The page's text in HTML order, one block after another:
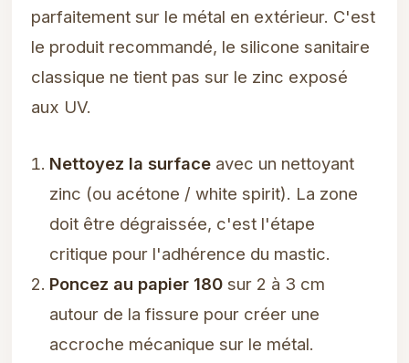
parfaitement sur le métal en extérieur. C'est
le produit recommandé, le silicone sanitaire
classique ne tient pas sur le zinc exposé
aux UV.
Nettoyez la surface avec un nettoyant
zinc (ou acétone / white spirit). La zone
doit être dégraissée, c'est l'étape
critique pour l'adhérence du mastic.
Poncez au papier 180 sur 2 à 3 cm
autour de la fissure pour créer une
accroche mécanique sur le métal.